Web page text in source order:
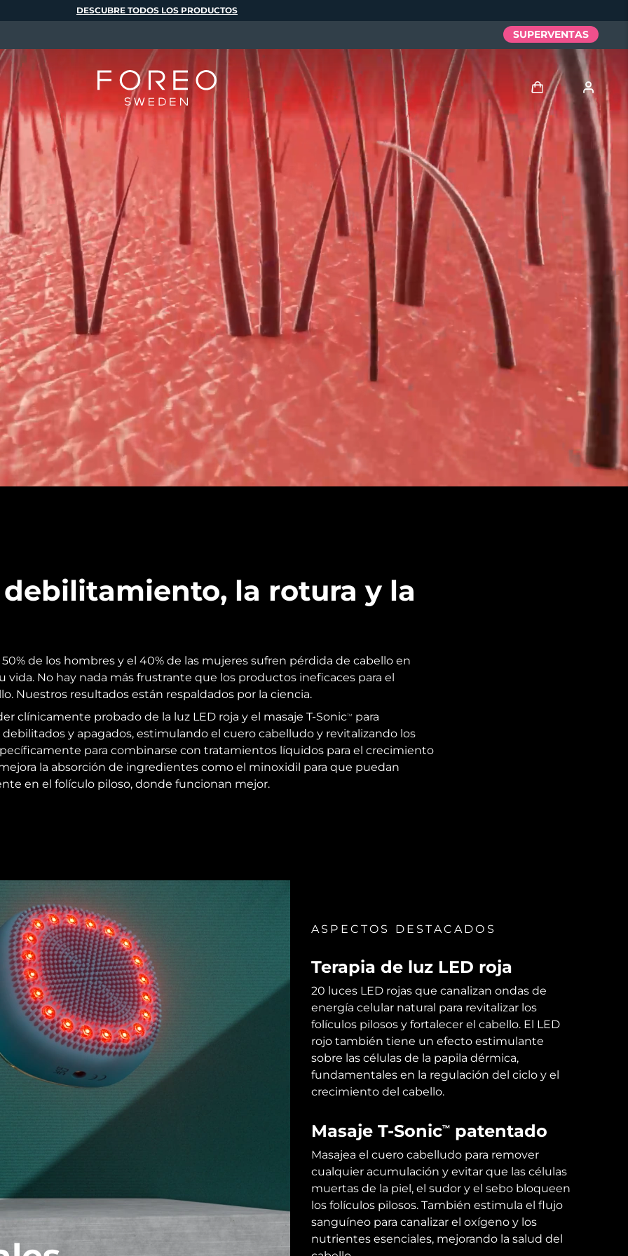
la rotura y la
de los hombres y el 40% de las mujeres sufren pérdida de cabello en
No hay nada más frustrante que los productos ineficaces para el
Nuestros resultados están respaldados por la ciencia.
clínicamente probado de la luz LED roja y el masaje T-SonicTM
para
y apagados, estimulando el cuero cabelludo y revitalizando los
para combinarse con tratamientos líquidos para el crecimiento
la absorción de ingredientes como el minoxidil para que puedan
en el folículo piloso, donde funcionan mejor.
ASPECTOS DESTACADOS
Terapia de luz LED roja
20 luces LED rojas que canalizan ondas de
energía celular natural para revitalizar los
folículos pilosos y fortalecer el cabello. El LED
rojo también tiene un efecto estimulante
sobre las células de la papila dérmica,
fundamentales en la regulación del ciclo y el
crecimiento del cabello.
Masaje T-SonicTMpatentado
Masajea el cuero cabelludo para remover
cualquier acumulación y evitar que las células
muertas de la piel, el sudor y el sebo bloqueen
los folículos pilosos. También estimula el flujo
sanguíneo para canalizar el oxígeno y los
nutrientes esenciales, mejorando la salud del
DESCUBRE TODOS LOS PRODUCTOS
SUPERVENTAS
Iniciar sesión
Perfil de usuario
Mis dispositivos
Mis pedidos
Mis direcciones
Mis suscripciones